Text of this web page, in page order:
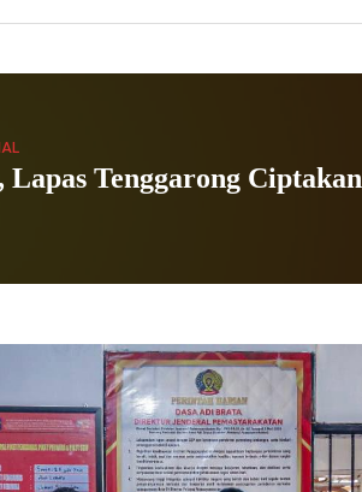
Tenggarong